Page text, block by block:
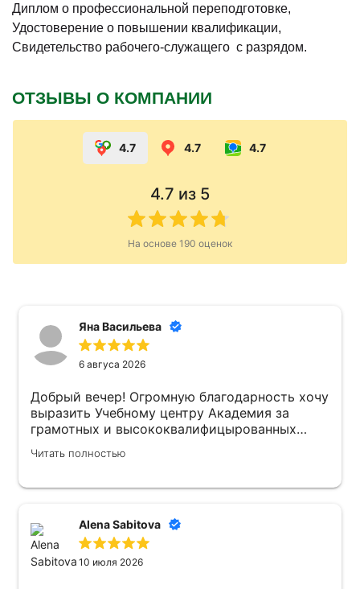
Диплом о профессиональной переподготовке,
Удостоверение о повышении квалификации,
Свидетельство рабочего-служащего с разрядом.
ОТЗЫВЫ О КОМПАНИИ
4.7 4.7 4.7
4.7 из 5
На основе 190 оценок
Яна Васильева
6 авгуса 2026
Добрый вечер! Огромную благодарность хочу
выразить Учебному центру Академия за
грамотных и высококвалифицырованных
центре доброжелательная ! Рекомендую 👍
Читать полностью
Alena Sabitova
10 июля 2026